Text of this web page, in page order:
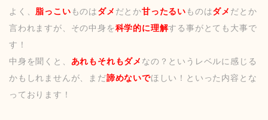
よく、 脂っこいものはダメ だとか甘ったるいものはダメ だとか
言われますが、その中身を科学的に理解する事がとても大事で
す！
中身を聞くと、 あれもそれもダメ なの？というレベルに感じる
かもしれませんが、まだ諦めないでほしい！といった内容とな
っております！